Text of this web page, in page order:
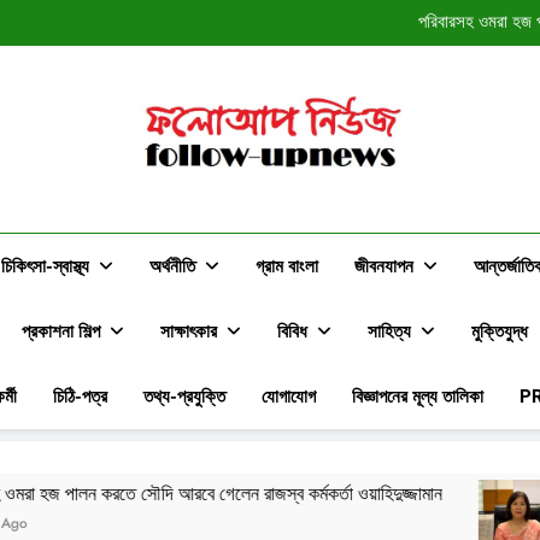
পরিবারসহ ওমরা হজ
মেয়ের
ফলোআপ নিউজ
চিকিৎসা-স্বাস্থ্য অর্থনীতি গ্রাম বাংলা জীবনযাপন
প্রকাশনা শিল্প সাক্ষাৎকার বিবিধ সাহিত্য মুক্তিযুদ্ধ
চিঠি-পত্র তথ্য-প্রযুক্তি যোগাযোগ বিজ্ঞাপনের মূল্য তালিকা
গেলেন রাজস্ব কর্মকর্তা ওয়াহিদুজ্জামান মেয়ের বিয়েতে
12 Hours Ago